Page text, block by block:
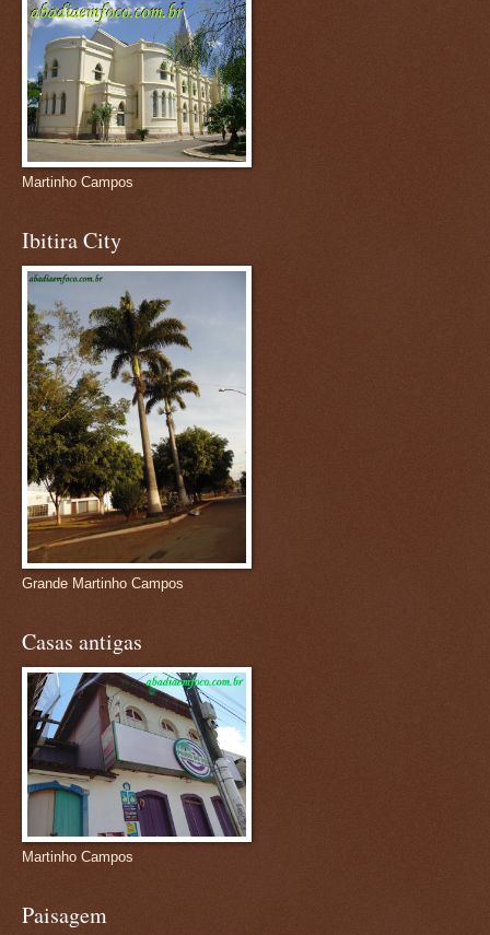
Martinho Campos
Ibitira City
Grande Martinho Campos
Casas antigas
Martinho Campos
Paisagem